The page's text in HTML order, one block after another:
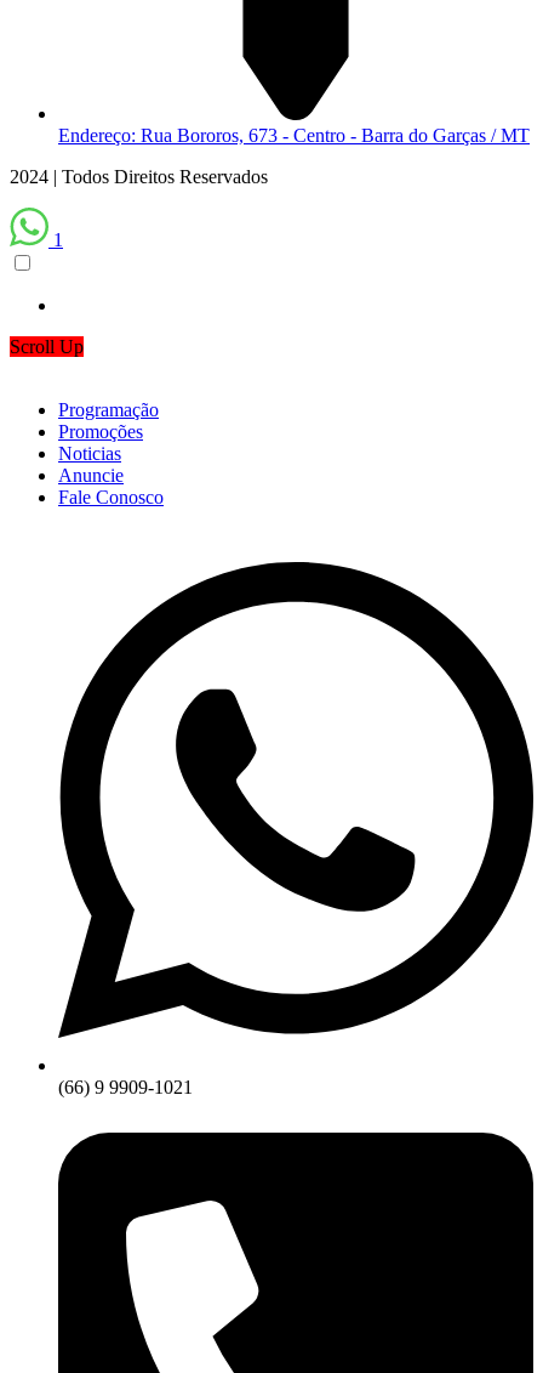
Endereço: Rua Bororos, 673 - Centro - Barra do Garças / MT
2024 | Todos Direitos Reservados
1
Scroll Up
Programação
Promoções
Noticias
Anuncie
Fale Conosco
(66) 9 9909-1021